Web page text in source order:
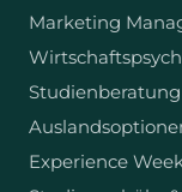
Marketing
Experience